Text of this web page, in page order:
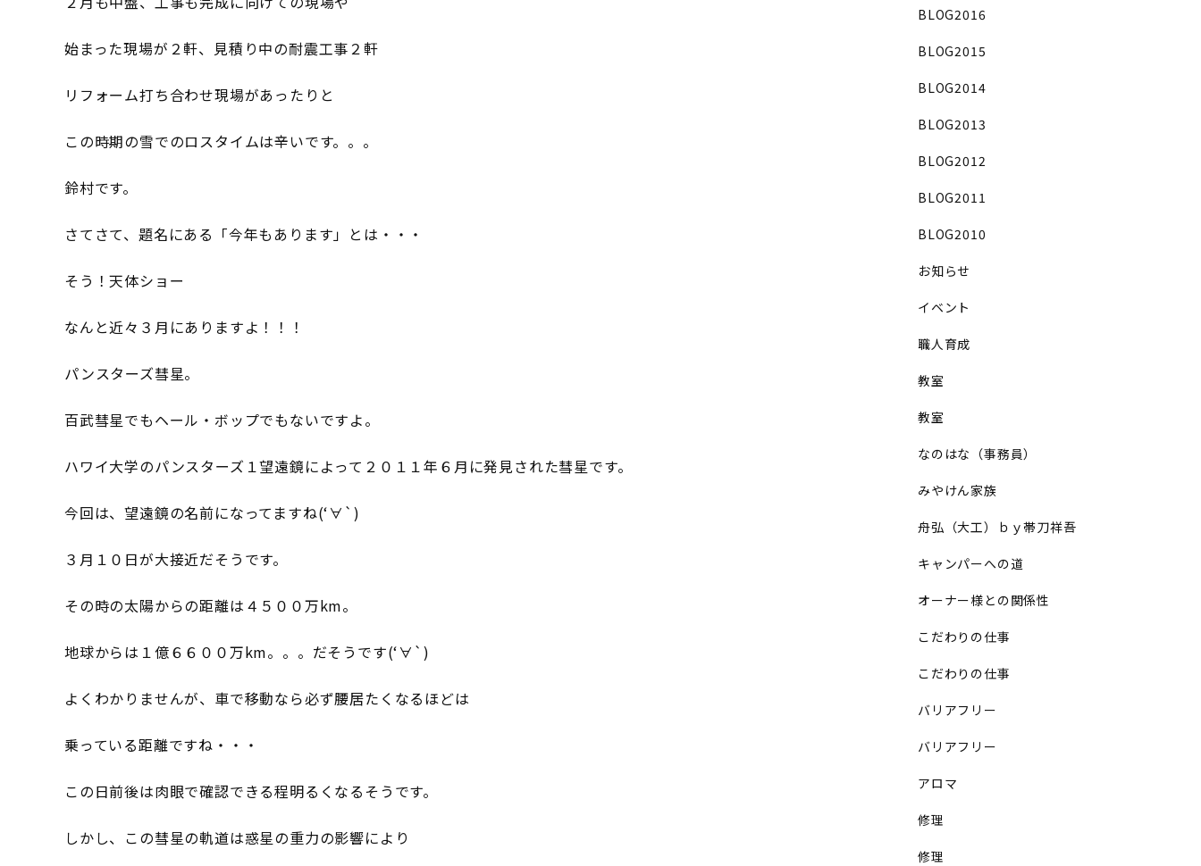
始まった現場が２軒、見積り中の耐震工事２軒
リフォーム打ち合わせ現場があったりと
この時期の雪でのロスタイムは辛いです。。。
鈴村です。
さてさて、題名にある「今年もあります」とは・・・
そう！天体ショー
なんと近々３月にありますよ！！！
パンスターズ彗星。
百武彗星でもヘール・ボップでもないですよ。
ハワイ大学のパンスターズ１望遠鏡によって２０１１年６月に発見された彗星です。
今回は、望遠鏡の名前になってますね(‘∀`)
３月１０日が大接近だそうです。
その時の太陽からの距離は４５００万km。
地球からは１億６６００万km。。。だそうです(‘∀`)
よくわかりませんが、車で移動なら必ず腰居たくなるほどは
乗っている距離ですね・・・
この日前後は肉眼で確認できる程明るくなるそうです。
しかし、この彗星の軌道は惑星の重力の影響により
BLOG2016
BLOG2015
BLOG2014
BLOG2013
BLOG2012
BLOG2011
BLOG2010
お知らせ
イベント
職人育成
教室
教室
なのはな（事務員）
みやけん家族
舟弘（大工）ｂｙ帯刀祥吾
キャンパーへの道
オーナー様との関係性
こだわりの仕事
こだわりの仕事
バリアフリー
バリアフリー
アロマ
修理
修理